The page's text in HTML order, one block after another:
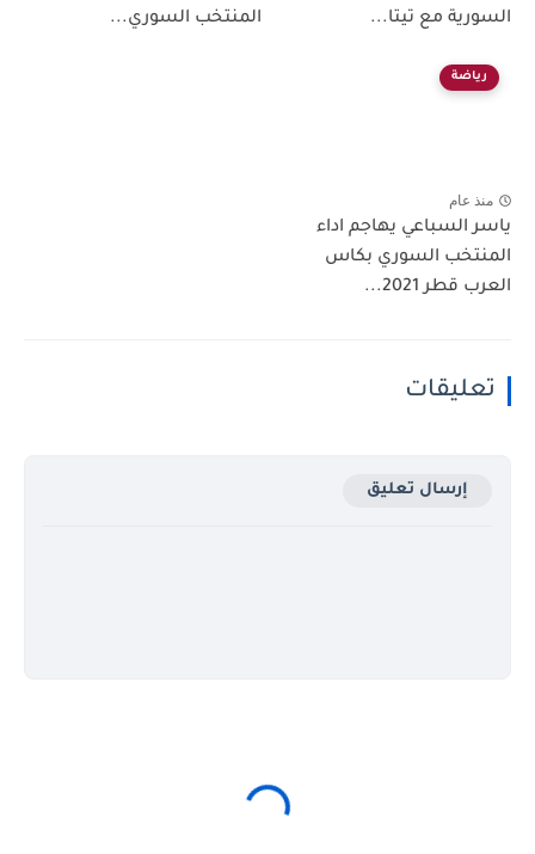
السورية مع تيتا...
المنتخب السوري...
رياضة
منذ عام
ياسر السباعي يهاجم اداء
المنتخب السوري بكاس
العرب قطر 2021...
تعليقات
إرسال تعليق